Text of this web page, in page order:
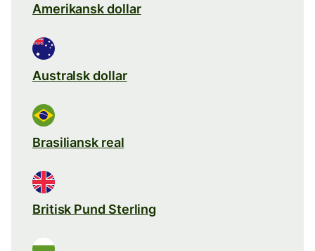
Amerikansk dollar
Australsk dollar
Brasiliansk real
Britisk Pund Sterling